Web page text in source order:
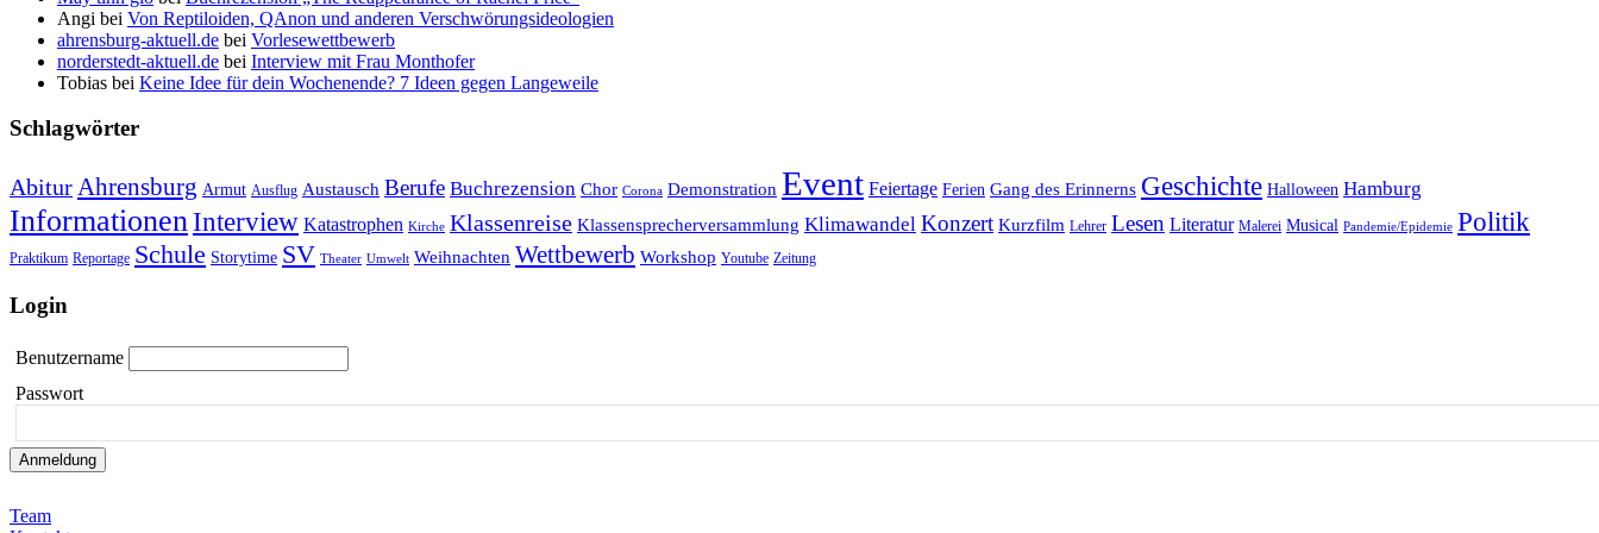
Angi bei Von Reptiloiden, QAnon und anderen Verschwörungsideologien
ahrensburg-aktuell.de bei Vorlesewettbewerb
norderstedt-aktuell.de bei Interview mit Frau Monthofer
Tobias bei Keine Idee für dein Wochenende? 7 Ideen gegen Langeweile
Schlagwörter
AbiturAhrensburg Armut Ausflug Austausch Berufe Buchrezension Chor Corona Demonstration Event Feiertage Ferien Gang des Erinnerns Geschichte Halloween Hamburg
InformationenInterview Katastrophen Kirche Klassenreise Klassensprecherversammlung Klimawandel Konzert Kurzfilm Lehrer Lesen Literatur Malerei Musical Pandemie/Epidemie Politik
Praktikum Reportage Schule Storytime SV Theater Umwelt Weihnachten Wettbewerb Workshop Youtube Zeitung
Login
Benutzername
Passwort
Team